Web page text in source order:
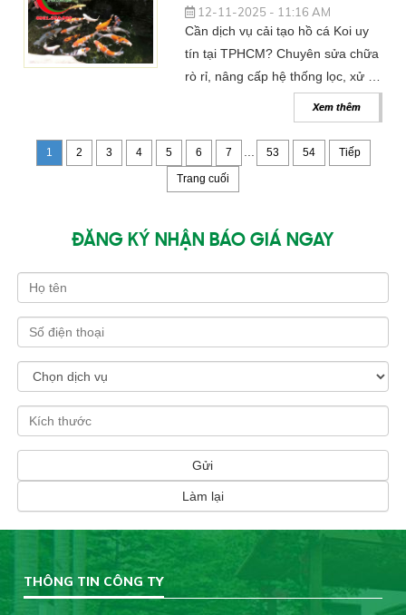
12-11-2025 - 11:16 AM
Cần dịch vụ cải tạo hồ cá Koi uy
tín tại TPHCM? Chuyên sửa chữa
rò rỉ, nâng cấp hệ thống lọc, xử lý
bền đẹp, cá khỏe 2026.
Xem thêm
1 2 3 4 5 6 7 53 54 Tiếp
Trang cuối
ĐĂNG KÝ NHẬN BÁO GIÁ NGAY
THÔNG TIN CÔNG TY